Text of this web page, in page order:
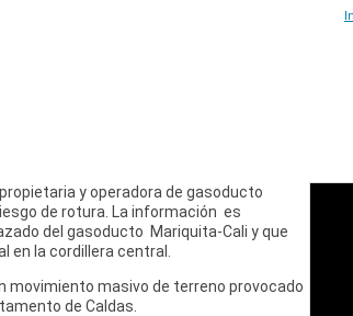
y operadora de gasoducto
de rotura. La información es
del gasoducto Mariquita-Cali y que
la cordillera central.
movimiento masivo de terreno provocado
de Caldas.